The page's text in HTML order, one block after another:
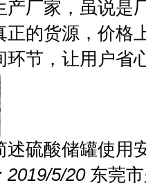
产厂家，虽说是
正的货源，价格
环节，让用户省
述硫酸储罐使用
2019/5/20 东莞